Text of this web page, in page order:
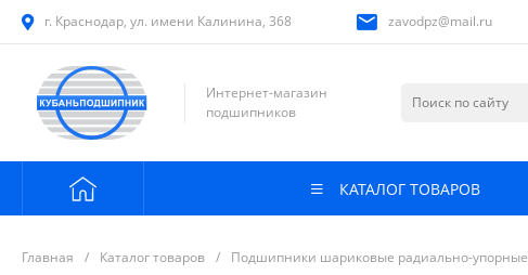
г. Краснодар, ул. имени Калинина, 368 zavodpz@mail.ru
Интернет-магазин
подшипников
КАТАЛОГ ТОВАРОВ
Главная / Каталог товаров / Подшипники шариковые радиально-упорные